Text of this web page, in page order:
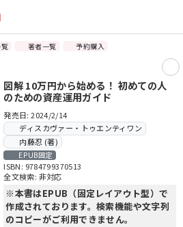
著者一覧 予約購入
図解 10万円から始める！ 初めての人
のための資産運用ガイド
発売日: 2024/2/14
ディスカヴァー・トゥエンティワン
内藤忍 (著)
EPUB固定
ISBN: 9784799370513
全文検索: 非対応
※本書はEPUB（固定レイアウト型）で
作成されております。検索機能や文字列
のコピーがご利用できません。